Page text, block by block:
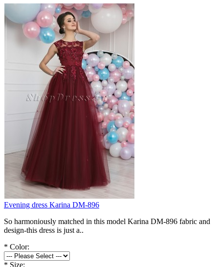
Evening dress Karina DM-896
So harmoniously matched in this model Karina DM-896 fabric and
design-this dress is just a..
* Color:
* Size: